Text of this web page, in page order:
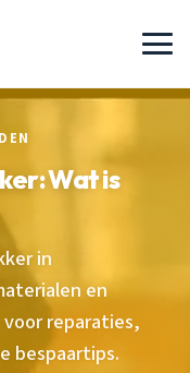
Wat is
in
en
reparaties,
bespaartips.